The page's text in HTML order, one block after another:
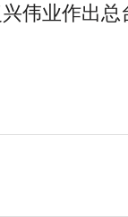
伟业作出总